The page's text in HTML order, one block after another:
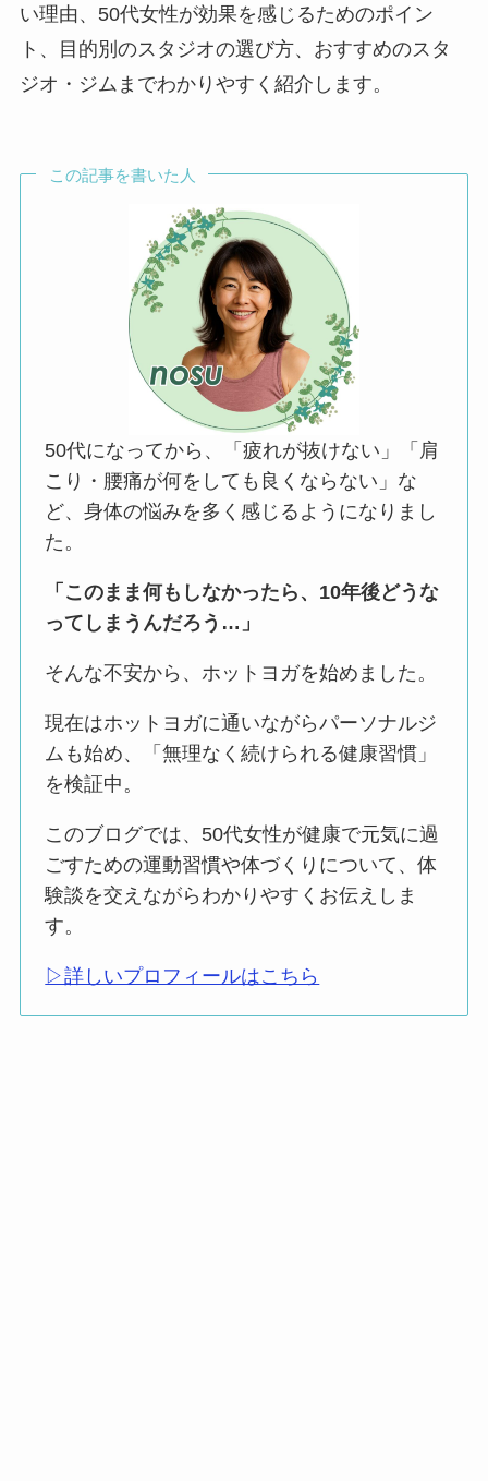
い理由、50代女性が効果を感じるためのポイン
ト、目的別のスタジオの選び方、おすすめのスタ
ジオ・ジムまでわかりやすく紹介します。
この記事を書いた人
50代になってから、「疲れが抜けない」「肩
こり・腰痛が何をしても良くならない」な
ど、身体の悩みを多く感じるようになりまし
た。
「このまま何もしなかったら、10年後どうな
ってしまうんだろう…」
そんな不安から、ホットヨガを始めました。
現在はホットヨガに通いながらパーソナルジ
ムも始め、「無理なく続けられる健康習慣」
を検証中。
このブログでは、50代女性が健康で元気に過
ごすための運動習慣や体づくりについて、体
験談を交えながらわかりやすくお伝えしま
す。
▷詳しいプロフィールはこちら